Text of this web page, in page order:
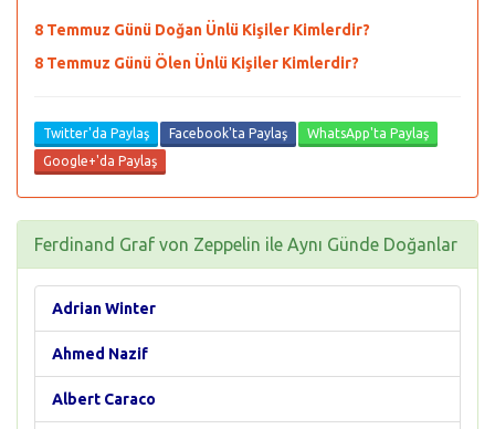
8 Temmuz Günü Doğan Ünlü Kişiler Kimlerdir?
8 Temmuz Günü Ölen Ünlü Kişiler Kimlerdir?
Twitter'da Paylaş Facebook'ta Paylaş
WhatsApp'ta Paylaş
Google+'da Paylaş
Ferdinand Graf von Zeppelin ile Aynı Günde Doğanlar
Adrian Winter
Ahmed Nazif
Albert Caraco